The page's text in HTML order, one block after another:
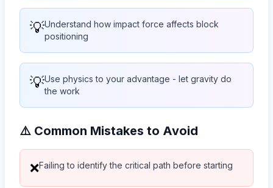
💡Understand how impact force affects block
positioning
💡Use physics to your advantage - let gravity do
the work
⚠️ Common Mistakes to Avoid
❌Failing to identify the critical path before starting